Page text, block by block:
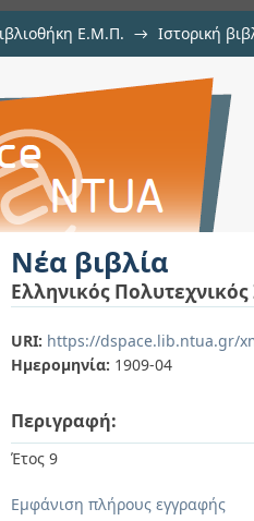
Ε.Μ.Π. → Ιστορική
Νέα βιβλία
Ελληνικός
URI: https://dspace.lib.ntua.gr/
Ημερομηνία: 1909-04
Περιγραφή:
Έτος 9
Εμφάνιση πλήρους εγγραφής